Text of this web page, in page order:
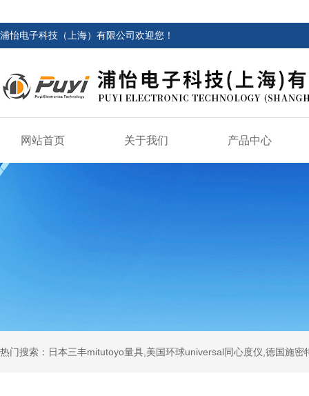
浦怡电子科技（上海）有限公司欢迎您！
网站首页 关于我们 产品中心